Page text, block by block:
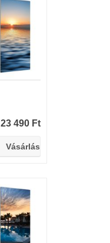
23 490 Ft